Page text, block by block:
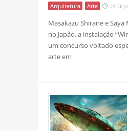
Arquitetura Arte 23 DE
Masakazu Shirane e
no Japão, a instalação
um concurso voltado
arte em